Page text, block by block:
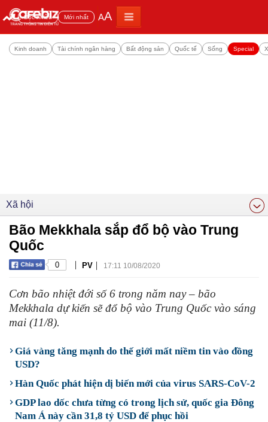
Đọc nhiều Mới nhất AA
Kinh doanh Tài chính ngân hàng Bất động sản Quốc tế Sống Special
Xã hội
Bão Mekkhala sắp đổ bộ vào Trung
Quốc
0 | PV | 17:11 10/08/2020
Cơn bão nhiệt đới số 6 trong năm nay – bão
Mekkhala dự kiến sẽ đổ bộ vào Trung Quốc vào sáng
mai (11/8).
Giá vàng tăng mạnh do thế giới mất niềm tin vào đồng
USD?
Hàn Quốc phát hiện dị biến mới của virus SARS-CoV-2
GDP lao dốc chưa từng có trong lịch sử, quốc gia Đông
Nam Á này cần 31,8 tỷ USD để phục hồi